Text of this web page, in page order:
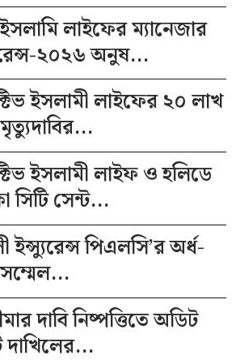
লাইফের ম্যানেজার
২০২৬ অনুষ...
ইসলামী লাইফের ২০ লাখ
ইসলামী লাইফ ও হলিডে
সিটি সেন্ট...
ইন্স্যুরেন্স পিএলসি’র অর্ধ-
সম্মেল...
দাবি নিষ্পত্তিতে অডিট
দাখিলের...